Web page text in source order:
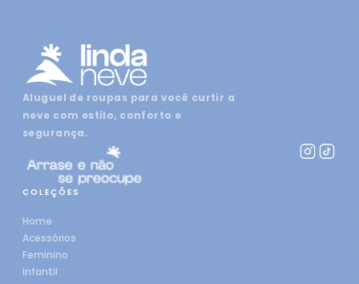
Aluguel de roupas para você curtir a
neve com estilo, conforto e
segurança.
COLEÇÕES
Home
Acessórios
Feminino
Infantil